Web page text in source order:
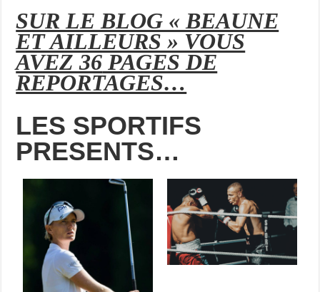
SUR LE BLOG « BEAUNE
ET AILLEURS » VOUS
AVEZ 36 PAGES DE
REPORTAGES…
LES SPORTIFS
PRESENTS…